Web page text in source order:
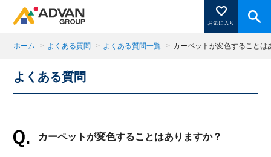
お気に入り
商品ページにある「お気に入り登録」を押すと登録した
商品がここに表示されます。
ホーム > よくある質問 > よくある質問一覧 > カーペットが変色することは
よくある質問
カーペットが変色することはありますか？